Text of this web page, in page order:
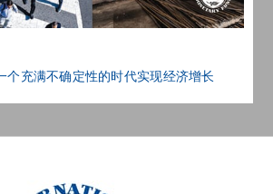
充满不确定性的时代实现经济增长